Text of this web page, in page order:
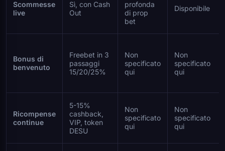
Scommesse
live
Sì, con Cash
Out
profonda
di prop
bet
Disponibile
Bonus di
benvenuto
Freebet in 3
passaggi
15/20/25%
Non
specificato
qui
Non
specificato
qui
Ricompense
continue
5-15%
cashback,
VIP, token
DESU
Non
specificato
qui
Non
specificato
qui